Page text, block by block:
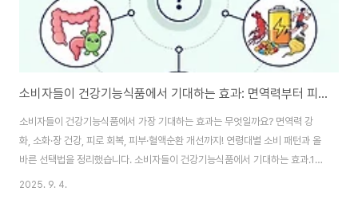
소비자들이 건강기능식품에서 기대하는 효과: 면역력부터 피부·혈액순환까지
소비자들이 건강기능식품에서 가장 기대하는 효과는 무엇일까요? 면역력 강
화, 소화·장 건강, 피로 회복, 피부·혈액순환 개선까지! 연령대별 소비 패턴과 올
바른 선택법을 정리했습니다. 소비자들이 건강기능식품에서 기대하는 효과.1.
건강기능식품 기대효과에 대한 전반적 관심현대 사회에서 건강에 대한 관심은
2025. 9. 4.